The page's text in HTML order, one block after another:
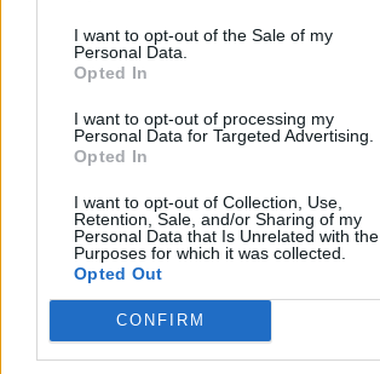
I want to opt-out of the Sale of my
Personal Data.
Opted In
I want to opt-out of processing my
Personal Data for Targeted Advertising.
Opted In
I want to opt-out of Collection, Use,
Retention, Sale, and/or Sharing of my
Personal Data that Is Unrelated with the
Purposes for which it was collected.
Opted Out
CONFIRM
Translation